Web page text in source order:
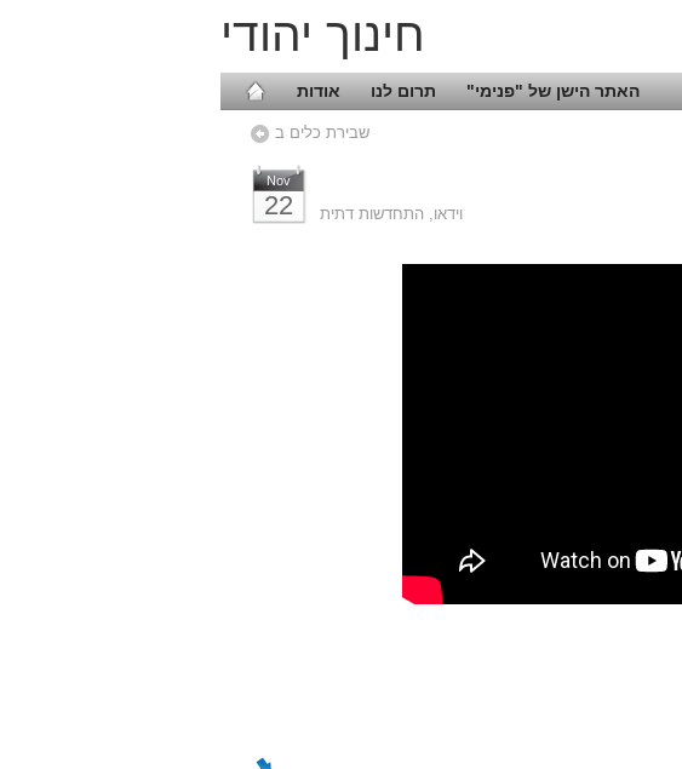
חינוך יהודי
אודות תרום לנו האתר הישן של "פנימי"
שבירת כלים ב
Nov
22 וידאו, התחדשות דתית